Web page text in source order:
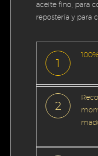
aceite fino, para
repostería y para
1
2